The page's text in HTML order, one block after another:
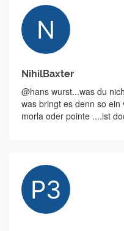
NihilBaxter
@hans wurst...was du
was bringt es denn so
morla oder pointe ....ist